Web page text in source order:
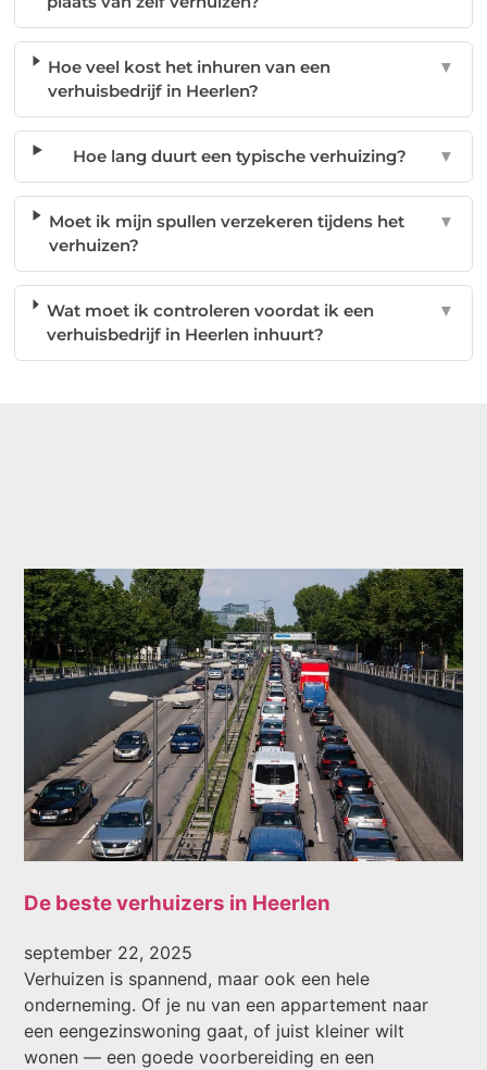
Hoe veel kost het inhuren van een
verhuisbedrijf in Heerlen?
▼
Hoe lang duurt een typische verhuizing? ▼
Moet ik mijn spullen verzekeren tijdens het
verhuizen?
▼
Wat moet ik controleren voordat ik een
verhuisbedrijf in Heerlen inhuurt?
▼
De beste verhuizers in Heerlen
september 22, 2025
Verhuizen is spannend, maar ook een hele
onderneming. Of je nu van een appartement naar
een eengezinswoning gaat, of juist kleiner wilt
wonen — een goede voorbereiding en een